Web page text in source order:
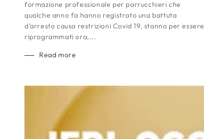
formazione professionale per parrucchieri che
qualche anno fa hanno registrato una battuta
d’arresto causa restrizioni Covid 19, stanno per essere
riprogrammati ora,...
Read more